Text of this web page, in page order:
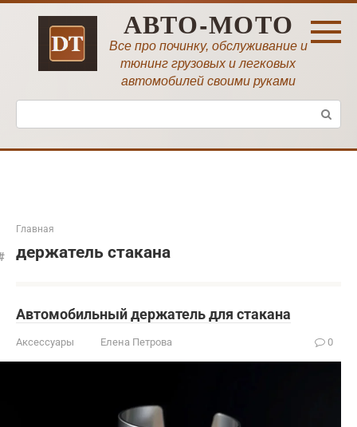
Перейти
АВТО-МОТО
Все про починку, обслуживание и
тюнинг грузовых и легковых
автомобилей своими руками
Поиск:
Главная
держатель стакана
Автомобильный держатель для стакана
Аксессуары Елена Петрова 0